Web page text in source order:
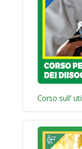
Corso sull'